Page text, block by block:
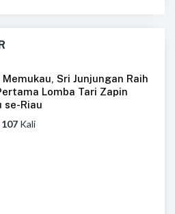
Sri Junjungan Raih
Lomba Tari Zapin
se-Riau
107 Kali